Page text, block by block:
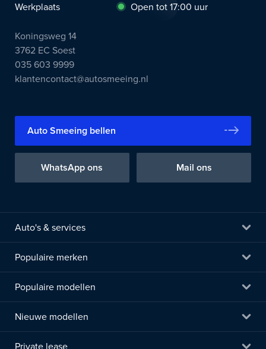
Werkplaats
Open tot 17:00 uur
Koningsweg 14
3762 EC Soest
035 603 9999
klantencontact@autosmeeing.nl
Auto Smeeing bellen
WhatsApp ons Mail ons
Auto's & services
Populaire merken
Populaire modellen
Nieuwe modellen
Private lease